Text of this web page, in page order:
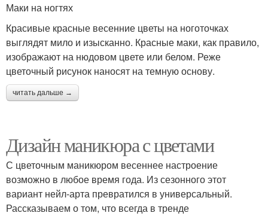
Маки на ногтях
Красивые красные весенние цветы на ноготочках
выглядят мило и изысканно. Красные маки, как правило,
изображают на нюдовом цвете или белом. Реже
цветочный рисунок наносят на темную основу.
читать дальше →
Дизайн маникюра с цветами
С цветочным маникюром весеннее настроение
возможно в любое время года. Из сезонного этот
вариант нейл-арта превратился в универсальный.
Рассказываем о том, что всегда в тренде